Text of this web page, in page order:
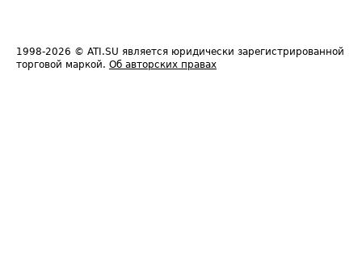
1998-2026 © ATI.SU является юридически зарегистрированной
торговой маркой. Об авторских правах